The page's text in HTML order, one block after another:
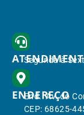
Segunda à
ENDEREÇO
End.: Av. do
CEP: 68625-